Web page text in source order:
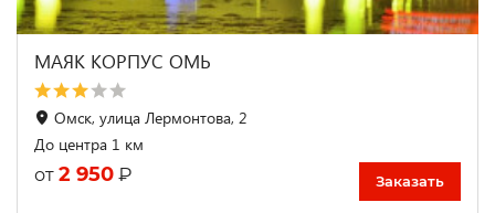
МАЯК КОРПУС ОМЬ
Омск, улица Лермонтова, 2
До центра 1 км
от 2 950 ₽ Заказать